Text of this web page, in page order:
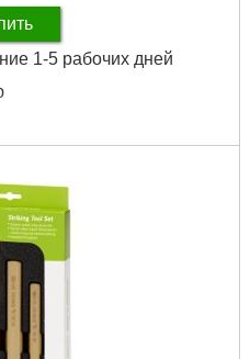
1-5 рабочих дней
троса, мм:
мм²: